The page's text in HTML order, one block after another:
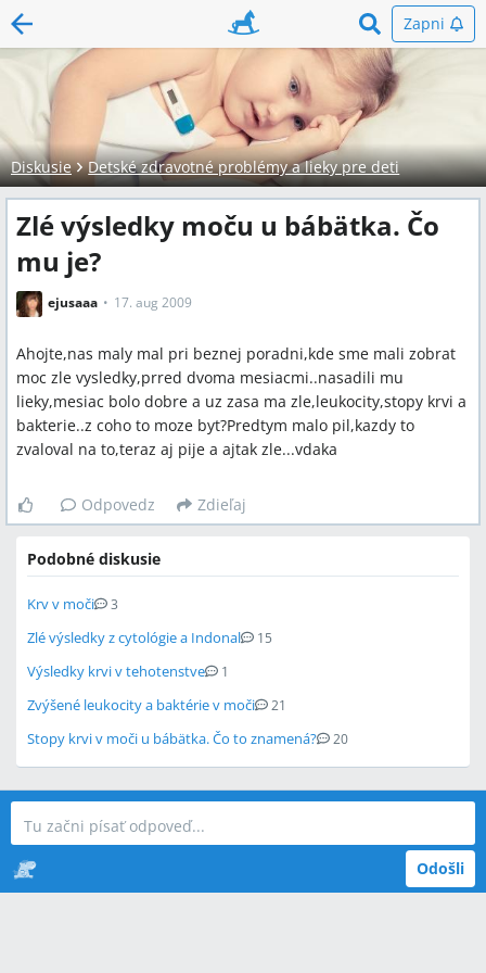
Zapni
Diskusie Detské zdravotné problémy a lieky pre deti
Zlé výsledky moču u bábätka. Čo
mu je?
ejusaaa 17. aug 2009
Ahojte,nas maly mal pri beznej poradni,kde sme mali zobrat
moc zle vysledky,prred dvoma mesiacmi..nasadili mu
lieky,mesiac bolo dobre a uz zasa ma zle,leukocity,stopy krvi a
bakterie..z coho to moze byt?Predtym malo pil,kazdy to
zvaloval na to,teraz aj pije a ajtak zle...vdaka
Odpovedz Zdieľaj
Podobné diskusie
Krv v moči 3
Zlé výsledky z cytológie a Indonal 15
Výsledky krvi v tehotenstve 1
Zvýšené leukocity a baktérie v moči 21
Stopy krvi v moči u bábätka. Čo to znamená? 20
Odošli